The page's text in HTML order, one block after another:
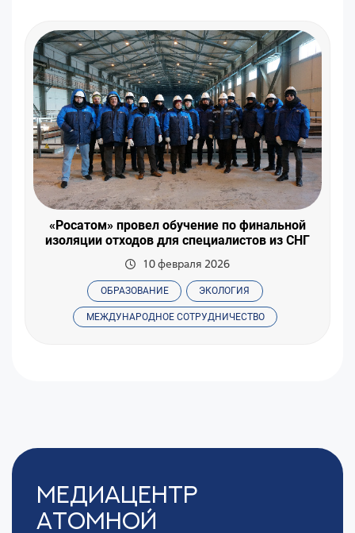
«Росатом» провел обучение по финальной
изоляции отходов для специалистов из СНГ
10 февраля 2026
ОБРАЗОВАНИЕ ЭКОЛОГИЯ
МЕЖДУНАРОДНОЕ СОТРУДНИЧЕСТВО
Медиацентр
Атомной